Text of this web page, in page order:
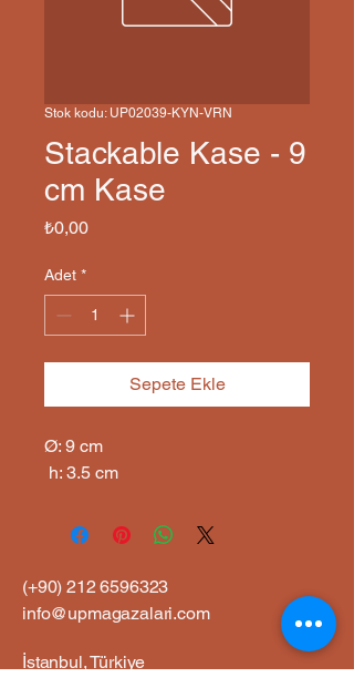
Stok kodu: UP02039-KYN-VRN
Stackable Kase - 9
cm Kase
₺0,00Fiyat
Adet *
Sepete Ekle
Ø: 9 cm
h: 3.5 cm
(+90)212 6596323
info@upmagazalari.com
İstanbul, Türkiye